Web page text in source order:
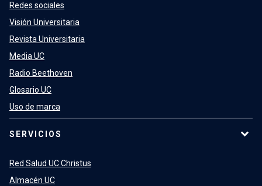
Redes sociales
Visión Universitaria
Revista Universitaria
Media UC
Radio Beethoven
Glosario UC
Uso de marca
SERVICIOS
Red Salud UC Christus
Almacén UC